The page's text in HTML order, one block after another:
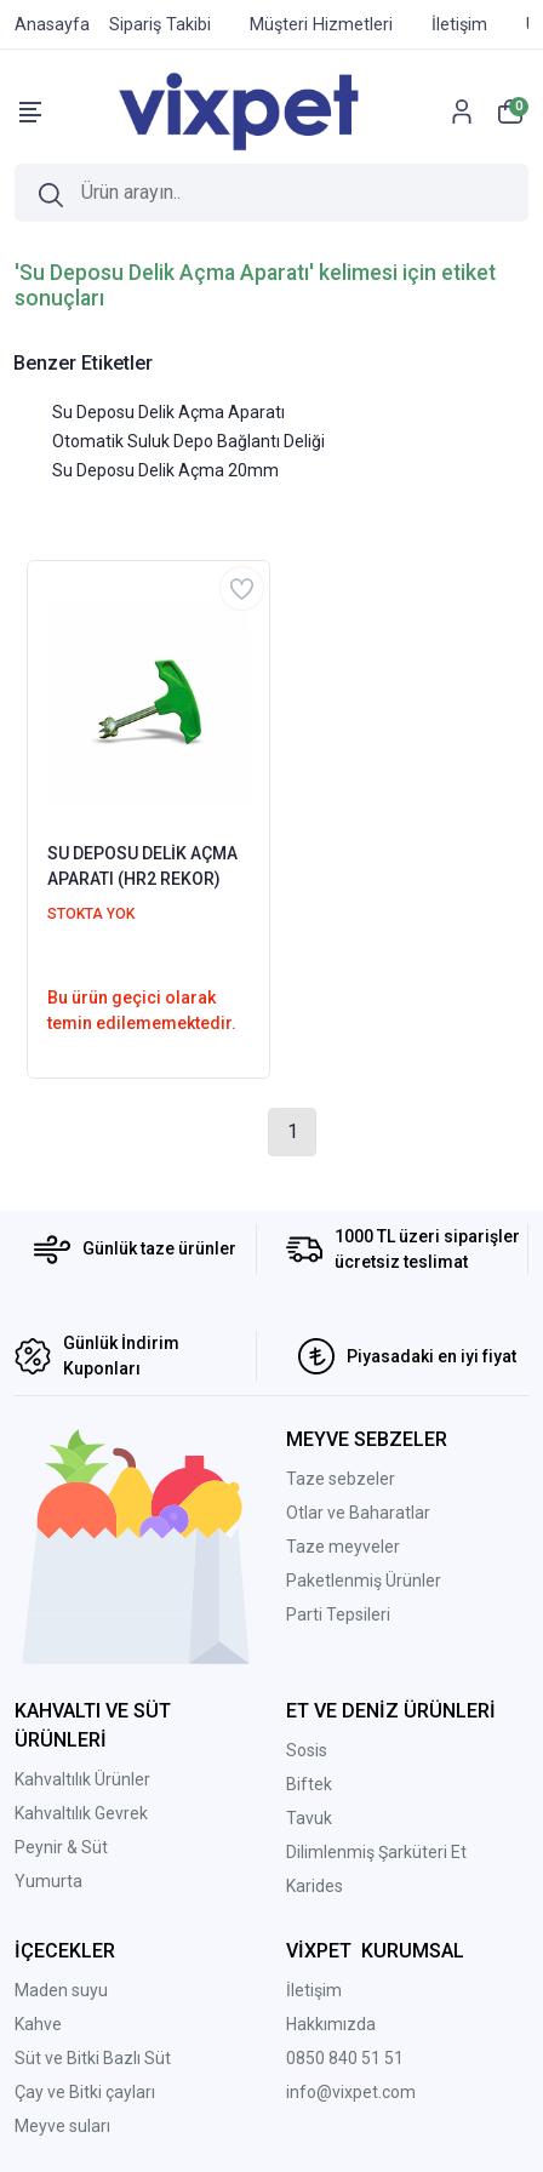
Anasayfa Sipariş Takibi Müşteri Hizmetleri İletişim
0
'Su Deposu Delik Açma Aparatı' kelimesi için etiket
sonuçları
Benzer Etiketler
Su Deposu Delik Açma Aparatı
Otomatik Suluk Depo Bağlantı Deliği
Su Deposu Delik Açma 20mm
SU DEPOSU DELİK AÇMA
APARATI (HR2 REKOR)
STOKTA YOK
Bu ürün geçici olarak
temin edilememektedir.
1
Günlük taze ürünler
1000 TL üzeri siparişler
ücretsiz teslimat
Günlük İndirim
Kuponları
Piyasadaki en iyi fiyat
MEYVE SEBZELER
Taze sebzeler
Otlar ve Baharatlar
Taze meyveler
Paketlenmiş Ürünler
Parti Tepsileri
KAHVALTI VE SÜT
ÜRÜNLERİ
Kahvaltılık Ürünler
Kahvaltılık Gevrek
Peynir & Süt
Yumurta
ET VE DENİZ ÜRÜNLERİ
Sosis
Biftek
Tavuk
Dilimlenmiş Şarküteri Et
Karides
İÇECEKLER
Maden suyu
Kahve
Süt ve Bitki Bazlı Süt
Çay ve Bitki çayları
Meyve suları
VİXPET KURUMSAL
İletişim
Hakkımızda
0850 840 51 51
info@vixpet.com